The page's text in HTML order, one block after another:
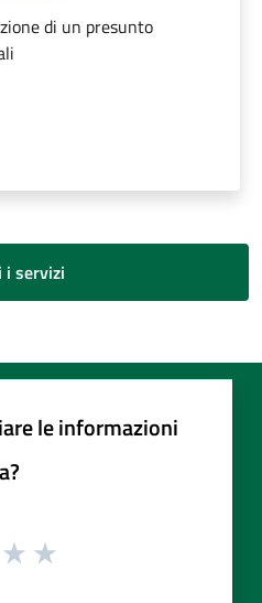
di un presunto
i servizi
le informazioni